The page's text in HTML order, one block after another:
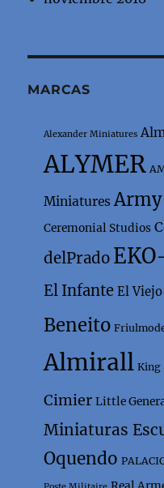
MARCAS
Alexander Miniatures
ALYMER
Miniatures Army
Ceremonial Studios
delPrado
El Infante El
Beneito
Almirall King
Cimier Little
Miniaturas
Oquendo